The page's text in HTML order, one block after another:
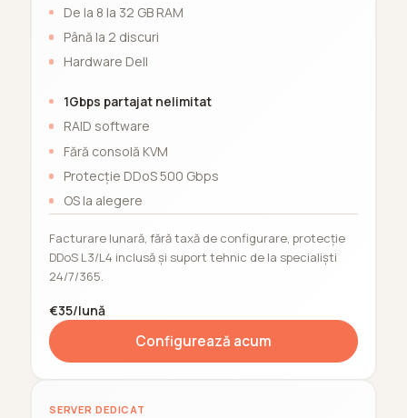
De la 8 la 32 GB RAM
Până la 2 discuri
Hardware Dell
1Gbps partajat nelimitat
RAID software
Fără consolă KVM
Protecție DDoS 500 Gbps
OS la alegere
Facturare lunară, fără taxă de configurare, protecție
DDoS L3/L4 inclusă și suport tehnic de la specialiști
24/7/365.
€35/lună
Configurează acum
SERVER DEDICAT